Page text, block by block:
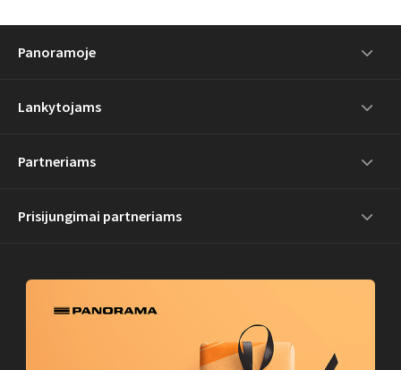
Panoramoje
Lankytojams
Partneriams
Prisijungimai partneriams